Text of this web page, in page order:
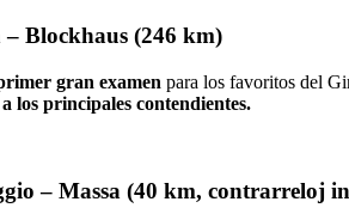
Blockhaus (246 km)
gran examen para los favoritos del
los principales contendientes.
– Massa (40 km, contrarreloj